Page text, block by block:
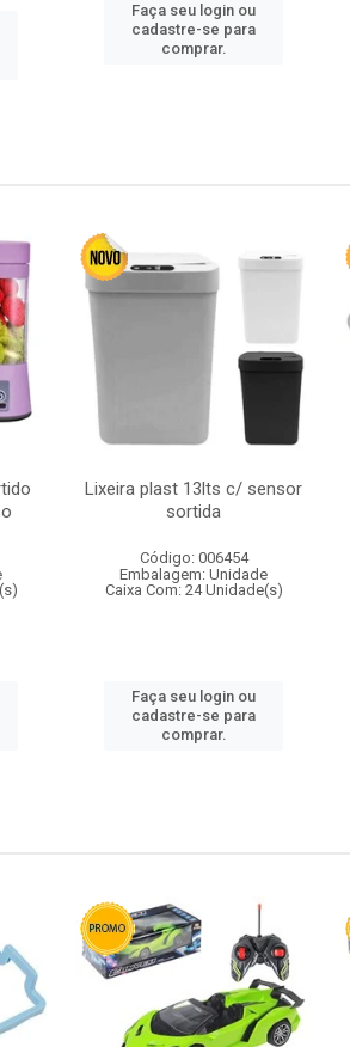
Faça seu login ou
cadastre-se para
comprar.
Lixeira plast 13lts c/ sensor
sortida
Código: 006454
Embalagem: Unidade
Caixa Com: 24 Unidade(s)
Faça seu login ou
cadastre-se para
comprar.